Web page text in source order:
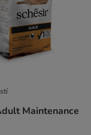
Maintenance